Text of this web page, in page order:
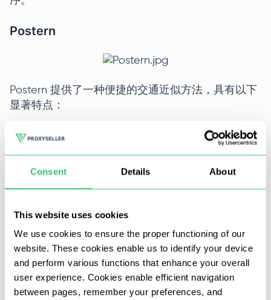
Consent Details About
This website uses cookies
We use cookies to ensure the proper functioning of our
website. These cookies enable us to identify your device
and perform various functions that enhance your overall
user experience. Cookies enable efficient navigation
between pages, remember your preferences, and
Postern
Postern 提供了一种便捷的交通近似方法，具有以下
显著特点：
支持 HTTP、SOCKS5 和 Shadowsocks；
流量和连接日志。
Postern 应用程序非常适合细粒度地配置流量路由。